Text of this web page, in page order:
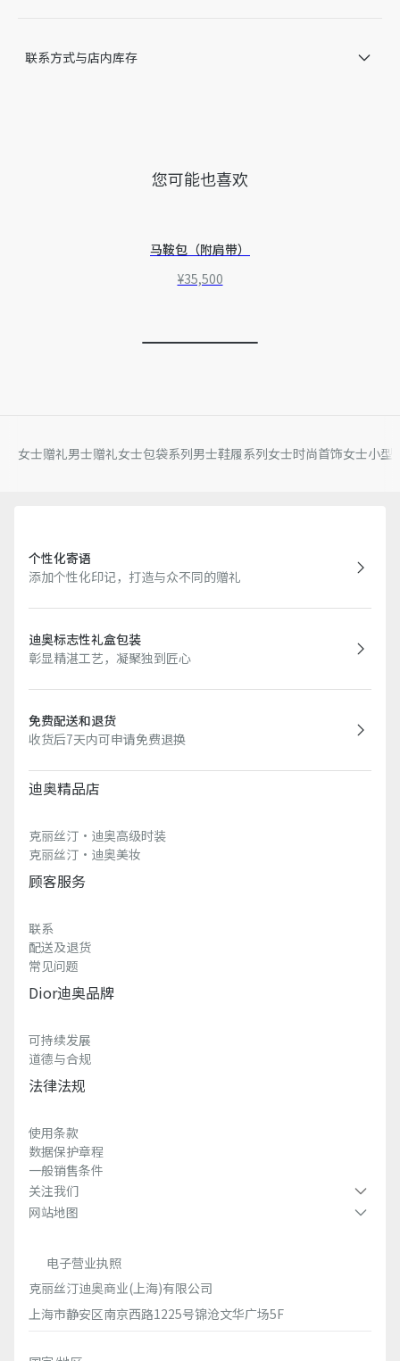
因技术局限、产品改良或生产批次等原因，网站中的信息可能存
联系方式与店内库存
您可能也喜欢
马鞍包（附肩带）
¥35,500
女士赠礼男士赠礼女士包袋系列男士鞋履系列女士时尚首饰女士小型
个性化寄语
添加个性化印记，打造与众不同的赠礼
迪奥标志性礼盒包装
彰显精湛工艺，凝聚独到匠心
免费配送和退货
收货后7天内可申请免费退换
迪奥精品店
克丽丝汀·迪奥高级时装
克丽丝汀·迪奥美妆
顾客服务
联系
配送及退货
常见问题
Dior迪奥品牌
可持续发展
道德与合规
法律法规
使用条款
数据保护章程
一般销售条件
关注我们
网站地图
电子营业执照
克丽丝汀迪奥商业(上海)有限公司
上海市静安区南京西路1225号锦沧文华广场5F